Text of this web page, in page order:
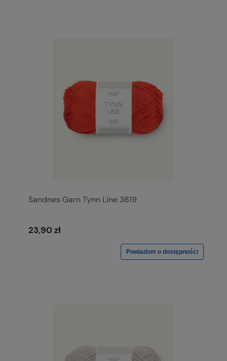
Sandnes Garn Tynn Line 3819
23,90 zł
Powiadom o dostępności